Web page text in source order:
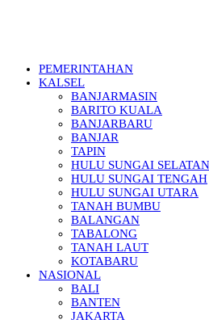
PEMERINTAHAN
KALSEL
BANJARMASIN
BARITO KUALA
BANJARBARU
BANJAR
TAPIN
HULU SUNGAI SELATAN
HULU SUNGAI TENGAH
HULU SUNGAI UTARA
TANAH BUMBU
BALANGAN
TABALONG
TANAH LAUT
KOTABARU
NASIONAL
BALI
BANTEN
JAKARTA